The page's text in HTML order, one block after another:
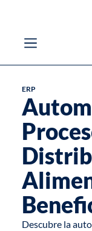
ERP
Descubre la